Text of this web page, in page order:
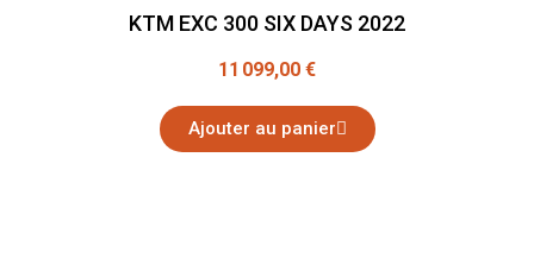
KTM EXC 300 SIX DAYS 2022
11 099,00 €
Ajouter au panier